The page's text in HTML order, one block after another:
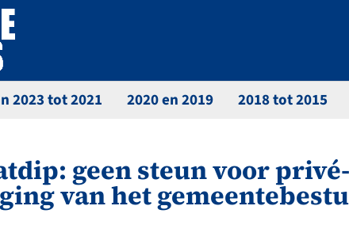
2023 tot 2021 2020 en 2019 2018 tot 2015
geen steun voor
van het